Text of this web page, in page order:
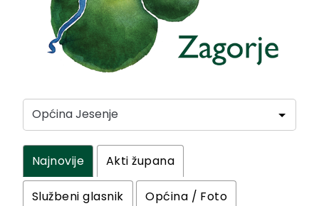
Najnovije Akti župana
Službeni glasnik Općina / Foto